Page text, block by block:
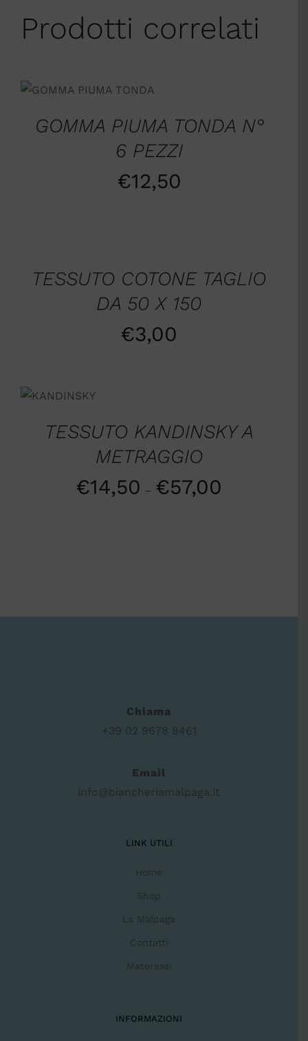
Prodotti correlati
CARRELLO
/
GOMMA PIUMA TONDA N°
6 PEZZI
€12,50
TESSUTO COTONE TAGLIO
DA 50 X 150
€3,00
/
TESSUTO KANDINSKY A
METRAGGIO
€14,50 – €57,00
Chiama
+39 02 9678 8461
Email
info@biancheriamalpaga.it
LINK UTILI
Home
Shop
La Malpaga
Contatti
Materassi
INFORMAZIONI